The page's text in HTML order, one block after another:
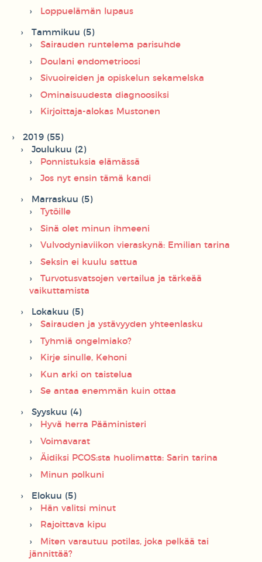
Loppuelämän lupaus
Tammikuu (5)
Sairauden runtelema parisuhde
Doulani endometrioosi
Sivuoireiden ja opiskelun sekamelska
Ominaisuudesta diagnoosiksi
Kirjoittaja-alokas Mustonen
2019 (55)
Joulukuu (2)
Ponnistuksia elämässä
Jos nyt ensin tämä kandi
Marraskuu (5)
Tytöille
Sinä olet minun ihmeeni
Vulvodyniaviikon vieraskynä: Emilian tarina
Seksin ei kuulu sattua
Turvotusvatsojen vertailua ja tärkeää
vaikuttamista
Lokakuu (5)
Sairauden ja ystävyyden yhteenlasku
Tyhmiä ongelmiako?
Kirje sinulle, Kehoni
Kun arki on taistelua
Se antaa enemmän kuin ottaa
Syyskuu (4)
Hyvä herra Pääministeri
Voimavarat
Äidiksi PCOS:sta huolimatta: Sarin tarina
Minun polkuni
Elokuu (5)
Hän valitsi minut
Rajoittava kipu
Miten varautuu potilas, joka pelkää tai
jännittää?